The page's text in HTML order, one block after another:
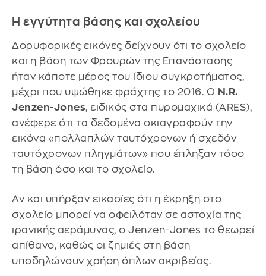
Η εγγύτητα βάσης και σχολείου
Δορυφορικές εικόνες δείχνουν ότι το σχολείο
και η βάση των Φρουρών της Επανάστασης
ήταν κάποτε μέρος του ίδιου συγκροτήματος,
μέχρι που υψώθηκε φράχτης το 2016. Ο N.R.
Jenzen-Jones, ειδικός στα πυρομαχικά (ARES),
ανέφερε ότι τα δεδομένα σκιαγραφούν την
εικόνα «πολλαπλών ταυτόχρονων ή σχεδόν
ταυτόχρονων πληγμάτων» που έπληξαν τόσο
τη βάση όσο και το σχολείο.
Αν και υπήρξαν εικασίες ότι η έκρηξη στο
σχολείο μπορεί να οφειλόταν σε αστοχία της
ιρανικής αεράμυνας, ο Jenzen-Jones το θεωρεί
απίθανο, καθώς οι ζημιές στη βάση
υποδηλώνουν χρήση όπλων ακριβείας.